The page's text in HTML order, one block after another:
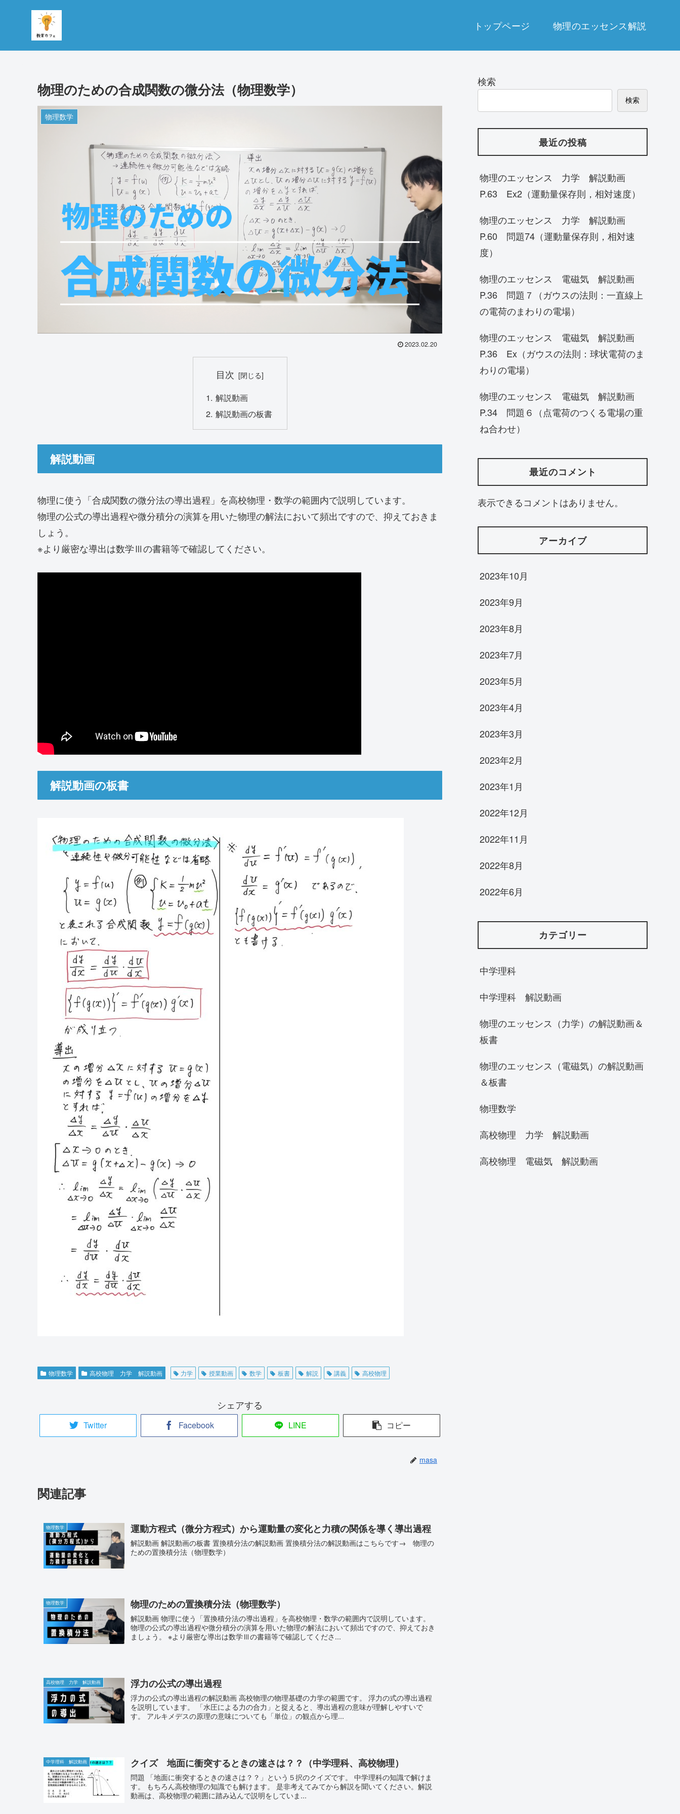
トップページ 物理のエッセンス解説
物理のための合成関数の微分法（物理数学）
物理数学
2023.02.20
目次
解説動画
解説動画の板書
解説動画
物理に使う「合成関数の微分法の導出過程」を高校物理・数学の範囲内で説明しています。
物理の公式の導出過程や微分積分の演算を用いた物理の解法において頻出ですので、抑えておきま
しょう。
※より厳密な導出は数学Ⅲの書籍等で確認してください。
解説動画の板書
物理数学 高校物理 力学 解説動画 力学 授業動画 数学 板書 解説 講義 高校物理
シェアする
Twitter Facebook LINE コピー
masa
関連記事
物理数学 運動方程式（微分方程式）から運動量の変化と力積の関係を導く導出過程
解説動画 解説動画の板書 置換積分法の解説動画 置換積分法の解説動画はこちらです→ 物理の
ための置換積分法（物理数学）
物理数学 物理のための置換積分法（物理数学）
解説動画 物理に使う「置換積分法の導出過程」を高校物理・数学の範囲内で説明しています。
物理の公式の導出過程や微分積分の演算を用いた物理の解法において頻出ですので、抑えておき
ましょう。 ※より厳密な導出は数学Ⅲの書籍等で確認してくださ...
高校物理 力学 解説動画 浮力の公式の導出過程
浮力の公式の導出過程の解説動画 高校物理の物理基礎の力学の範囲です。 浮力の式の導出過程
を説明しています。 「水圧による力の合力」と捉えると、導出過程の意味が理解しやすいで
す。 アルキメデスの原理の意味についても「単位」の観点から理...
中学理科 解説動画 クイズ 地面に衝突するときの速さは？？（中学理科、高校物理）
問題 「地面に衝突するときの速さは？？」という５択のクイズです。 中学理科の知識で解けま
す。 もちろん高校物理の知識でも解けます。 是非考えてみてから解説を聞いてください。解説
動画は、高校物理の範囲に踏み込んで説明をしていま...
検索
検索
最近の投稿
物理のエッセンス 力学 解説動画
P.63 Ex2（運動量保存則，相対速度）
物理のエッセンス 力学 解説動画
P.60 問題74（運動量保存則，相対速
度）
物理のエッセンス 電磁気 解説動画
P.36 問題７（ガウスの法則：一直線上
の電荷のまわりの電場）
物理のエッセンス 電磁気 解説動画
P.36 Ex（ガウスの法則：球状電荷のま
わりの電場）
物理のエッセンス 電磁気 解説動画
P.34 問題６（点電荷のつくる電場の重
ね合わせ）
最近のコメント
表示できるコメントはありません。
アーカイブ
2023年10月
2023年9月
2023年8月
2023年7月
2023年5月
2023年4月
2023年3月
2023年2月
2023年1月
2022年12月
2022年11月
2022年8月
2022年6月
カテゴリー
中学理科
中学理科 解説動画
物理のエッセンス（力学）の解説動画＆
板書
物理のエッセンス（電磁気）の解説動画
＆板書
物理数学
高校物理 力学 解説動画
高校物理 電磁気 解説動画